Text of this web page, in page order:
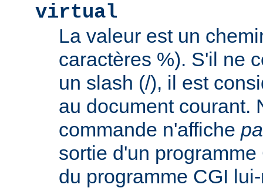
virtual
La valeur est un
caractères %). S'il ne
un slash (/), il est
au document courant.
commande n'affiche
sortie d'un
du programme CGI